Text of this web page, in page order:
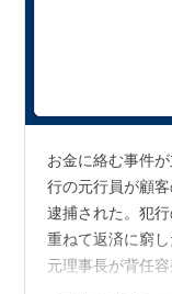
お金に絡む事件
行の元行員が顧
逮捕された。犯
重ねて返済に窮
元理事長が背任